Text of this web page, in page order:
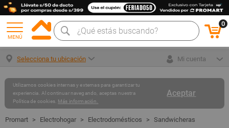
MENÚ
0
Selecciona tu ubicación Mi cuenta
Aceptar
Utilizamos cookies internas y externas para garantizar tu
experiencia. Al continuar navegando, aceptas nuestra
Política de cookies. Más información.
Electrohogar Electrodomésticos
Sandwicheras